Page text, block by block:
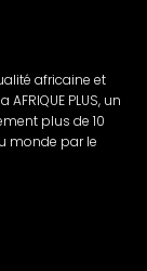
africaine et
PLUS, un
plus de 10
monde par le